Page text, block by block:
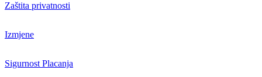
Zaštita privatnosti
Izmjene
Sigurnost Placanja